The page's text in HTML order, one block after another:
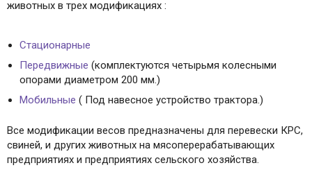
животных в трех модификациях :
Стационарные
Передвижные (комплектуются четырьмя колесными
опорами диаметром 200 мм.)
Мобильные ( Под навесное устройство трактора.)
Все модификации весов предназначены для перевески КРС,
свиней, и других животных на мясоперерабатывающих
предприятиях и предприятиях сельского хозяйства.